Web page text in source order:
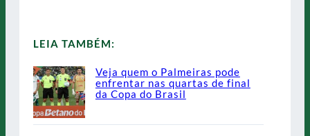
LEIA TAMBÉM:
Veja quem o Palmeiras pode
enfrentar nas quartas de final
da Copa do Brasil